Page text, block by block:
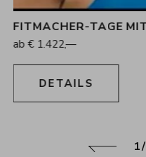
4
30.08.2026 -
FITMACHER-TAGE
ab€ 1.422,—
DETAILS
zurück